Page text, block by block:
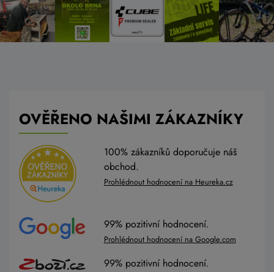
OVĚŘENO NAŠIMI ZÁKAZNÍKY
100% zákazníků doporučuje náš
obchod.
Prohlédnout hodnocení na Heureka.cz
99% pozitivní hodnocení.
Prohlédnout hodnocení na Google.com
99% pozitivní hodnocení.